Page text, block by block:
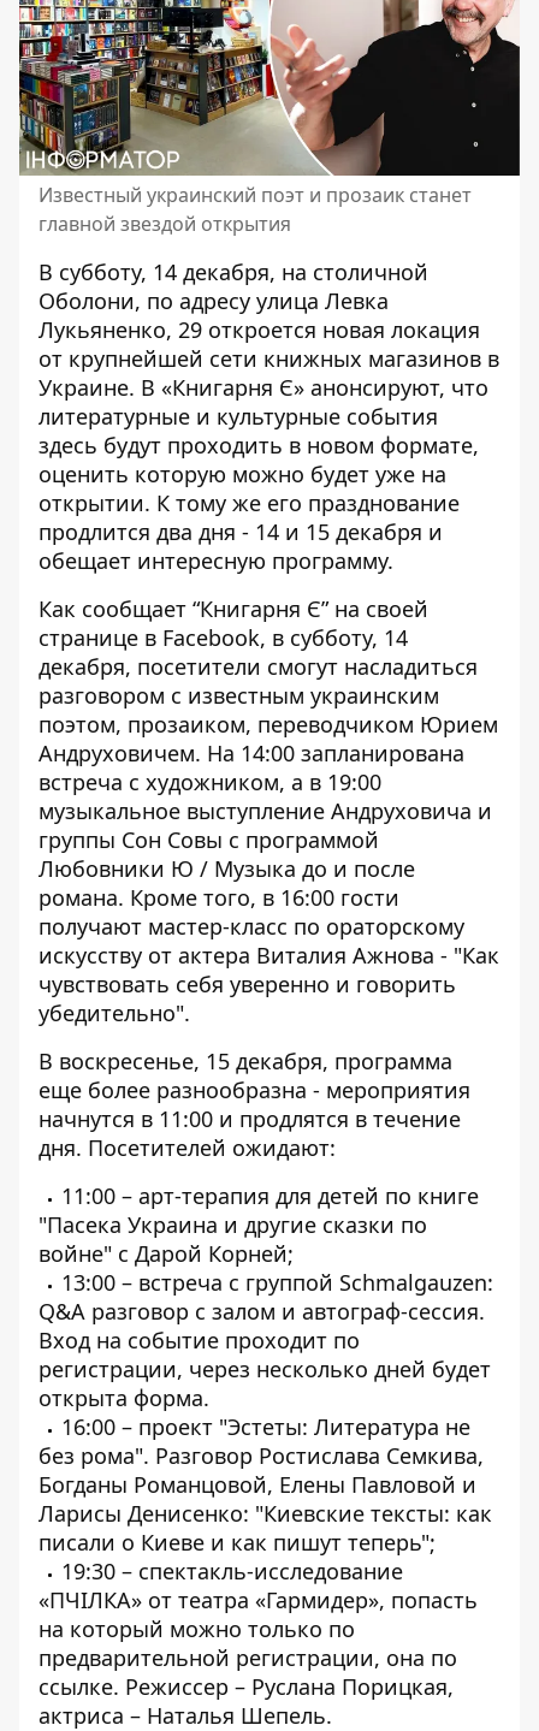
Известный украинский поэт и прозаик станет
главной звездой открытия
В субботу, 14 декабря, на столичной
Оболони, по адресу улица Левка
Лукьяненко, 29 откроется новая локация
от крупнейшей сети книжных магазинов в
Украине. В «Книгарня Є» анонсируют, что
литературные и культурные события
здесь будут проходить в новом формате,
оценить которую можно будет уже на
открытии. К тому же его празднование
продлится два дня - 14 и 15 декабря и
обещает интересную программу.
Как сообщает “Книгарня Є” на своей
странице в Facebook, в субботу, 14
декабря, посетители смогут насладиться
разговором с известным украинским
поэтом, прозаиком, переводчиком Юрием
Андруховичем. На 14:00 запланирована
встреча с художником, а в 19:00
музыкальное выступление Андруховича и
группы Сон Совы с программой
Любовники Ю / Музыка до и после
романа. Кроме того, в 16:00 гости
получают мастер-класс по ораторскому
искусству от актера Виталия Ажнова - "Как
чувствовать себя уверенно и говорить
убедительно".
В воскресенье, 15 декабря, программа
еще более разнообразна - мероприятия
начнутся в 11:00 и продлятся в течение
дня. Посетителей ожидают:
11:00 – арт-терапия для детей по книге
"Пасека Украина и другие сказки по
войне" с Дарой Корней;
13:00 – встреча с группой Schmalgauzen:
Q&A разговор с залом и автограф-сессия.
Вход на событие проходит по
регистрации, через несколько дней будет
открыта форма.
16:00 – проект "Эстеты: Литература не
без рома". Разговор Ростислава Семкива,
Богданы Романцовой, Елены Павловой и
Ларисы Денисенко: "Киевские тексты: как
писали о Киеве и как пишут теперь";
19:30 – спектакль-исследование
«ПЧІЛКА» от театра «Гармидер», попасть
на который можно только по
предварительной регистрации, она по
ссылке. Режиссер – Руслана Порицкая,
актриса – Наталья Шепель.